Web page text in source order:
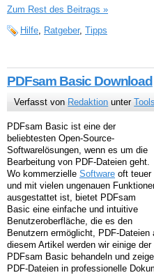
Zum Rest des Beitrags »
Hilfe
Ratgeber, Tipps
PDFsam Basic Download
Verfasst von Redaktion unterTools
PDFsam Basic ist eine der
beliebtesten Open-Source-
Softwarelösungen, wenn es um die
Bearbeitung von PDF-Dateien geht.
Wo kommerzielle Software oft teuer
und mit vielen ungenauen
ausgestattet ist, bietet PDFsam
Basic eine einfache und intuitive
Benutzeroberfläche, die es den
Benutzern ermöglicht, PDF-
diesem Artikel werden wir einige
PDFsam Basic behandeln und
PDF-Dateien in professionelle